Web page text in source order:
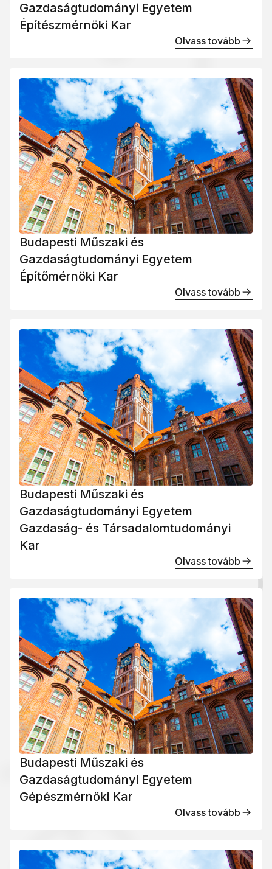
Gazdaságtudományi Egyetem
Építészmérnöki Kar
Olvass tovább
Budapesti Műszaki és
Gazdaságtudományi Egyetem
Építőmérnöki Kar
Olvass tovább
Budapesti Műszaki és
Gazdaságtudományi Egyetem
Gazdaság- és Társadalomtudományi
Kar
Olvass tovább
Budapesti Műszaki és
Gazdaságtudományi Egyetem
Gépészmérnöki Kar
Olvass tovább